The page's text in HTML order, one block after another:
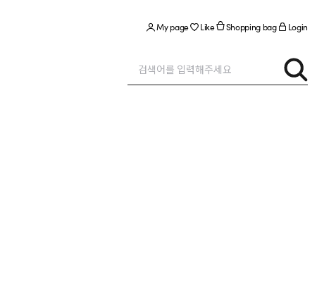
My page Like Shopping bag Login